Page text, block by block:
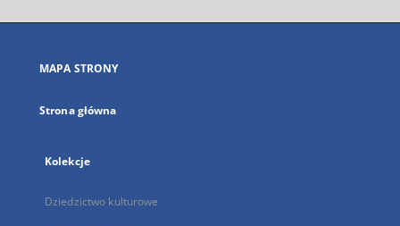
się
karcie
MAPA STRONY
Strona główna
Kolekcje
Dziedzictwo kulturowe